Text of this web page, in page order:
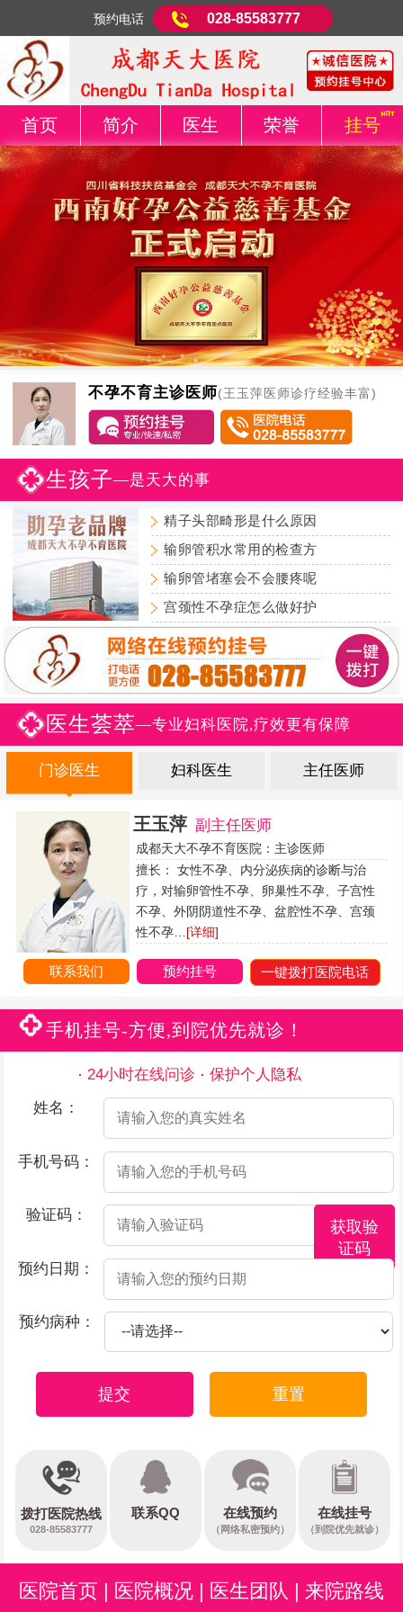
预约电话 028-85583777
首页 简介 医生 荣誉 挂号
不孕不育主诊医师(王玉萍医师诊疗经验丰富)
生孩子—是天大的事
精子头部畸形是什么原因
输卵管积水常用的检查方
输卵管堵塞会不会腰疼呢
宫颈性不孕症怎么做好护
医生荟萃—专业妇科医院,疗效更有保障
门诊医生 妇科医生 主任医师
王玉萍 副主任医师
成都天大不孕不育医院：主诊医师
擅长： 女性不孕、内分泌疾病的诊断与治
疗，对输卵管性不孕、卵巢性不孕、子宫性
不孕、外阴阴道性不孕、盆腔性不孕、宫颈
性不孕… [详细]
联系我们 预约挂号 一键拨打医院电话
手机挂号-方便,到院优先就诊！
24小时在线问诊
保护个人隐私
姓名：
手机号码：
验证码：
获取验
证码
预约日期：
预约病种：
提交 重置
拨打医院热线
028-85583777
联系QQ 在线预约
（网络私密预约）
在线挂号
（到院优先就诊）
医院首页 | 医院概况 | 医生团队 | 来院路线